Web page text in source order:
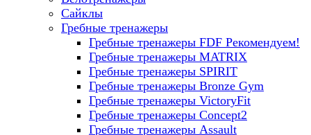
Сайклы
Гребные тренажеры
Гребные тренажеры FDF Рекомендуем!
Гребные тренажеры MATRIX
Гребные тренажеры SPIRIT
Гребные тренажеры Bronze Gym
Гребные тренажеры VictoryFit
Гребные тренажеры Concept2
Гребные тренажеры Assault